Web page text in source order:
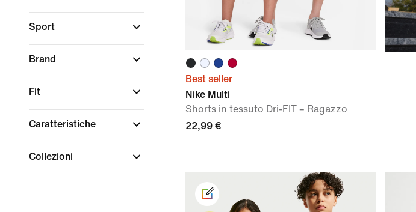
Sport
Brand
Fit
Caratteristiche
Collezioni
Best seller
Nike Multi
Shorts in tessuto Dri-FIT – Ragazzo
22,99 €